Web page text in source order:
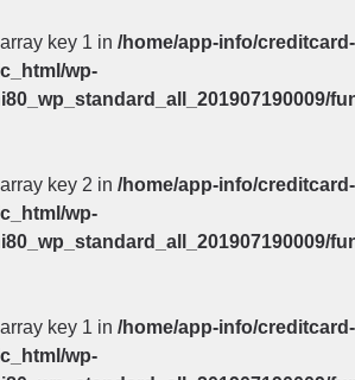
key 1 in /home/app-info/creditcard-
wp-
key 2 in /home/app-info/creditcard-
wp-
key 1 in /home/app-info/creditcard-
wp-